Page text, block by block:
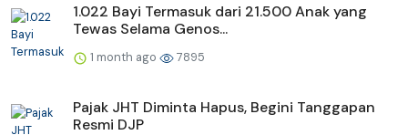
1.022 Bayi Termasuk dari 21.500 Anak yang
Tewas Selama Genos...
1 month ago 7895
Pajak JHT Diminta Hapus, Begini Tanggapan
Resmi DJP